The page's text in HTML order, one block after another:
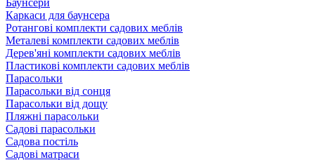
Баунсери
Каркаси для баунсера
Ротангові комплекти садових меблів
Металеві комплекти садових меблів
Дерев'яні комплекти садових меблів
Пластикові комплекти садових меблів
Парасольки
Парасольки від сонця
Парасольки від дощу
Пляжні парасольки
Садові парасольки
Садова постіль
Садові матраси